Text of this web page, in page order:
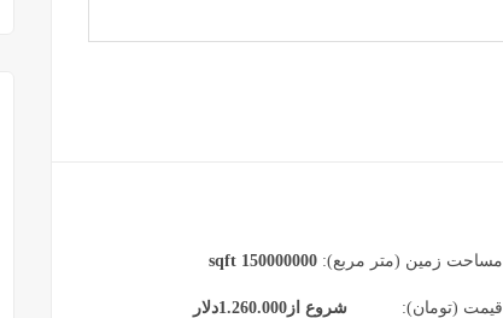
مساحت زمین (متر مربع): 150000000 sqft
قیمت (تومان): شروع از 1.260.000دلار